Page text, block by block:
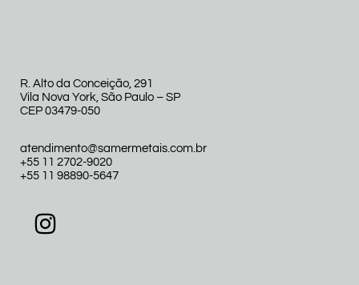
R. Alto da Conceição, 291
Vila Nova York, São Paulo – SP
CEP 03479-050
atendimento@samermetais.com.br
+55 11 2702-9020
+55 11 98890-5647